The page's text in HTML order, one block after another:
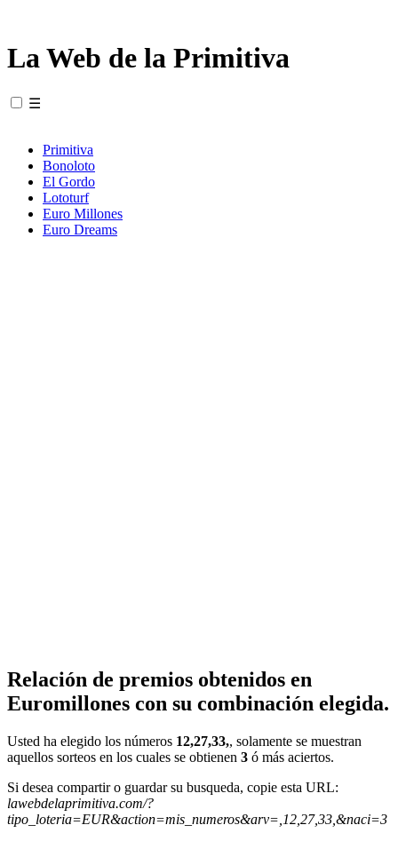
La Web de la Primitiva
☰
Primitiva
Bonoloto
El Gordo
Lototurf
Euro Millones
Euro Dreams
Relación de premios obtenidos en
Euromillones con su combinación elegida.
Usted ha elegido los números 12,27,33,, solamente se muestran
aquellos sorteos en los cuales se obtienen 3 ó más aciertos.
Si desea compartir o guardar su busqueda, copie esta URL:
lawebdelaprimitiva.com/?
tipo_loteria=EUR&action=mis_numeros&arv=,12,27,33,&naci=3